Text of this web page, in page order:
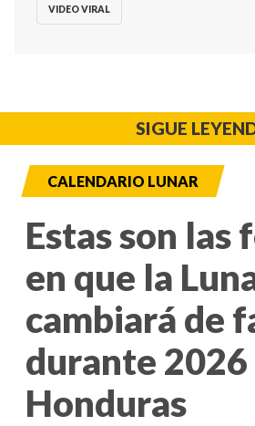
VIDEO VIRAL
SIGUE
CALENDARIO LUNAR
Estas son las
en que la
cambiará de
durante 2026
Honduras